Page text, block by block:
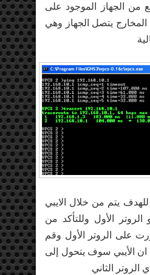
من الجهاز الموجود على
يتصل الجهاز وهي
يتم من خلال الايبي
وهو الروتر الأول وللتأكد من
على الروتر الأول وقم
ان الأيبي سوف يتحول إلى